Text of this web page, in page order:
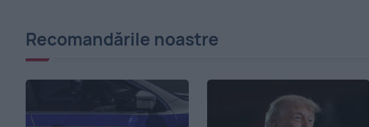
Recomandările noastre